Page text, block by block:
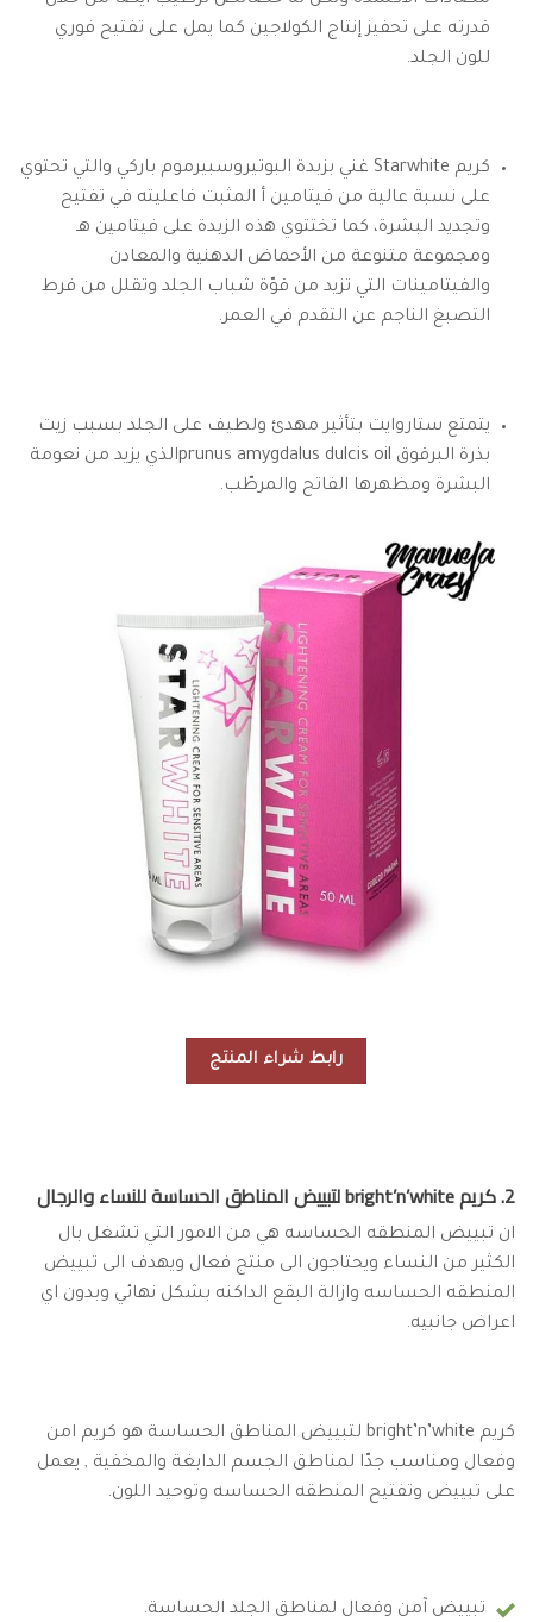
قدرته على تحفيز إنتاج الكولاجين كما يمل على تفتيح فوري
للون الجلد.
كريم Starwhite غني بزبدة البوتيروسبيرموم باركي والتي تحتوي
على نسبة عالية من فيتامين أ المثبت فاعليته في تفتيح
وتجديد البشرة، كما تختتوي هذه الزبدة على فيتامين هـ
ومجموعة متنوعة من الأحماض الدهنية والمعادن
والفيتامينات التي تزيد من قوّة شباب الجلد وتقلل من فرط
التصبغ الناجم عن التقدم في العمر.
يتمتع ستاروايت بتأثير مهدئ ولطيف على الجلد بسبب زيت
بذرة البرقوق prunus amygdalus dulcis oilالذي يزيد من نعومة
البشرة ومظهرها الفاتح والمرطّب.
رابط شراء المنتج
2. كريم bright’n’white لتبييض المناطق الحساسة للنساء والرجال
ان تبييض المنطقه الحساسه هي من الامور التي تشغل بال
الكثير من النساء ويحتاجون الى منتج فعال ويهدف الى تبييض
المنطقه الحساسه وازالة البقع الداكنه بشكل نهائي وبدون اي
اعراض جانبيه.
كريم bright’n’white لتبييض المناطق الحساسة هو كريم امن
وفعال ومناسب جدّا لمناطق الجسم الدابغة والمخفية , يعمل
على تبييض وتفتيح المنطقه الحساسه وتوحيد اللون.
تبييض آمن وفعال لمناطق الجلد الحساسة.